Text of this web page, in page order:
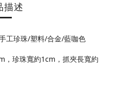
描述
工珍珠/塑料/合金/藍咖色
，珍珠寬約1cm，抓夾長寬約